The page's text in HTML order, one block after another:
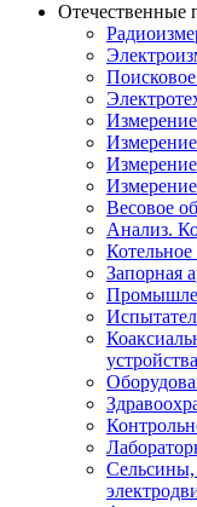
Отечественные
Весовое
Анализ.
Запорная
устройства